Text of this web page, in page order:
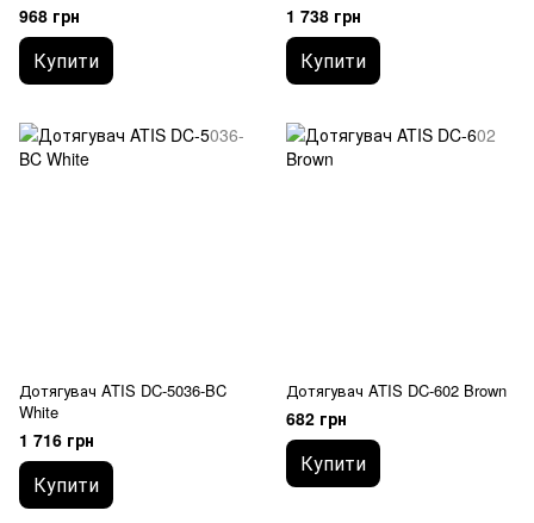
968 грн
Купити
1 738 грн
Купити
Дотягувач ATIS DC-5036-BC
White
1 716 грн
Купити
Дотягувач ATIS DC-602 Brown
682 грн
Купити